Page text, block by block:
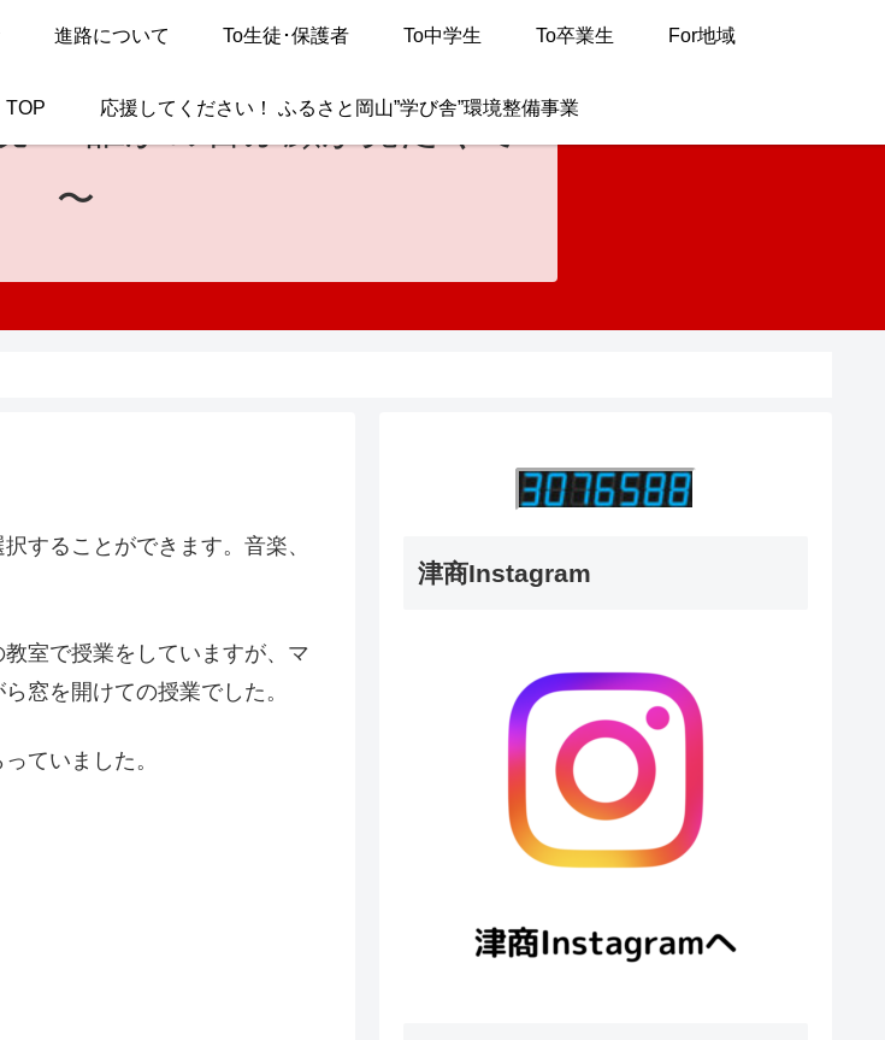
進路について To生徒･保護者 To中学生 To卒業生 For地域
TOP 応援してください！ ふるさと岡山”学び舎”環境整備事業
〜 誰かの喜ぶ顔が見たくて
〜
することができます。音楽、
室で授業をしていますが、マ
窓を開けての授業でした。
ていました。
津商Instagram